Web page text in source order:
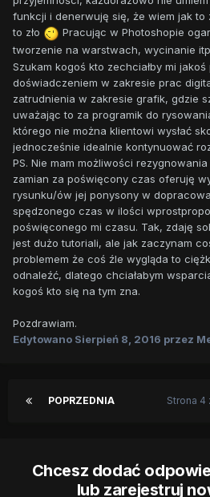
funkcji i denerwuję się, że wiem jak
to zło
Pracując w Photoshopie
tworzenie na warstwach, wycinanie
Szukam kogoś kto zechciałby mi
doświadczeniem w zakresie prac
zatrudnienia w zakresie grafik, gdzie
uważając to za programik do
którego nie można klientowi wysłać
jednocześnie idealnie kontynuować
PS. Nie mam możliwości
zamian za poświęcony czas oferuję
rysunku/ów jej ponysony w
spędzonego czas w ilości
poświęconego mi czasu. Tak, zdaję
jest dużo tutoriali, ale jak zaczynam
problemem że coś źle wygląda to
odnaleźć, dlatego chciałabym
kogoś kto się na tym zna.
Pozdrawiam.
Edytowano Sierpień 8, 2016 przez
POPRZEDNIA Strona 4
Chcesz dodać
lub zarejestruj